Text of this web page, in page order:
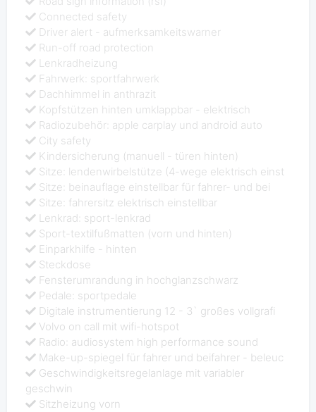
Connected safety
Driver alert - aufmerksamkeitswarner
Run-off road protection
Lenkradheizung
Fahrwerk: sportfahrwerk
Dachhimmel in anthrazit
Kopfstützen hinten umklappbar - elektrisch
Radiozubehör: apple carplay und android auto
City safety
Kindersicherung (manuell - türen hinten)
Sitze: lendenwirbelstütze (4-wege elektrisch einst
Sitze: beinauflage einstellbar für fahrer- und bei
Sitze: fahrersitz elektrisch einstellbar
Lenkrad: sport-lenkrad
Sport-textilfußmatten (vorn und hinten)
Einparkhilfe - hinten
Steckdose
Fensterumrandung in hochglanzschwarz
Pedale: sportpedale
Digitale instrumentierung 12 - 3` großes vollgrafi
Volvo on call mit wifi-hotspot
Radio: audiosystem high performance sound
Make-up-spiegel für fahrer und beifahrer - beleuc
Geschwindigkeitsregelanlage mit variabler
geschwin
Sitzheizung vorn